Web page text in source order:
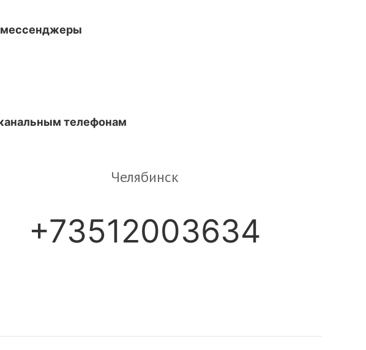
мессенджеры
телефонам
Челябинск
+73512003634